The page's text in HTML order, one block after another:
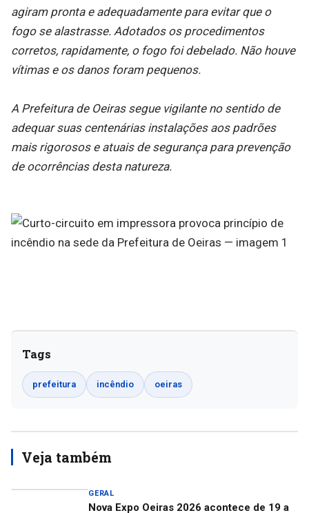
agiram pronta e adequadamente para evitar que o
fogo se alastrasse. Adotados os procedimentos
corretos, rapidamente, o fogo foi debelado. Não houve
vítimas e os danos foram pequenos.
A Prefeitura de Oeiras segue vigilante no sentido de
adequar suas centenárias instalações aos padrões
mais rigorosos e atuais de segurança para prevenção
de ocorrências desta natureza.
Tags
prefeitura incêndio oeiras
Veja também
GERAL
Nova Expo Oeiras 2026 acontece de 19 a